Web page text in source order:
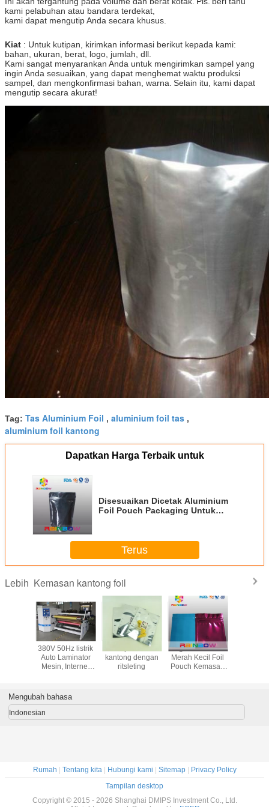
kami pelabuhan atau bandara terdekat,
kami dapat mengutip Anda secara khusus.
Kiat : Untuk kutipan, kirimkan informasi berikut kepada kami:
bahan, ukuran, berat, logo, jumlah, dll.
Kami sangat menyarankan Anda untuk mengirimkan sampel yang
ingin Anda sesuaikan, yang dapat menghemat waktu produksi
sampel, dan mengkonfirmasi bahan, warna. Selain itu, kami dapat
mengutip secara akurat!
Tag: Tas Aluminium Foil , aluminium foil tas ,
aluminium foil kantong
Dapatkan Harga Terbaik untuk
Disesuaikan Dicetak Aluminium
Foil Pouch Packaging Untuk
Terus
Lebih Kemasan kantong foil
380V 50Hz listrik
Auto Laminator
Mesin, Internet
laminating mesin
transparan foil
kantong dengan
ritsleting
Tiga Side Biru /
Merah Kecil Foil
Pouch Kemasan
Mengubah bahasa
Indonesian
Rumah Tentang kita| Hubungi kami Sitemap|
Privacy Policy
Tampilan desktop
Copyright © 2015 - 2026 Shanghai DMIPS Investment Co., Ltd.